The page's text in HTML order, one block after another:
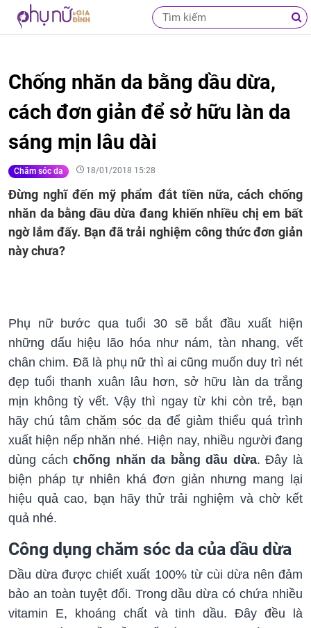
Chống nhăn da bằng dầu dừa,
cách đơn giản để sở hữu làn da
sáng mịn lâu dài
Chăm sóc da 18/01/2018 15:28
Đừng nghĩ đến mỹ phẩm đắt tiền nữa, cách chống
nhăn da bằng dầu dừa đang khiến nhiều chị em bất
ngờ lắm đấy. Bạn đã trải nghiệm công thức đơn giản
này chưa?
Phụ nữ bước qua tuổi 30 sẽ bắt đầu xuất hiện
những dấu hiệu lão hóa như nám, tàn nhang, vết
chân chim. Đã là phụ nữ thì ai cũng muốn duy trì nét
đẹp tuổi thanh xuân lâu hơn, sở hữu làn da trắng
mịn không tỳ vết. Vậy thì ngay từ khi còn trẻ, bạn
hãy chú tâm chăm sóc da để giảm thiểu quá trình
xuất hiện nếp nhăn nhé. Hiện nay, nhiều người đang
dùng cáchchống nhăn da bằng dầu dừa. Đây là
biện pháp tự nhiên khá đơn giản nhưng mang lại
hiệu quả cao, bạn hãy thử trải nghiệm và chờ kết
quả nhé.
Công dụng chăm sóc da của dầu dừa
Dầu dừa được chiết xuất 100% từ cùi dừa nên đảm
bảo an toàn tuyệt đối. Trong dầu dừa có chứa nhiều
vitamin E, khoáng chất và tinh dầu. Đây đều là